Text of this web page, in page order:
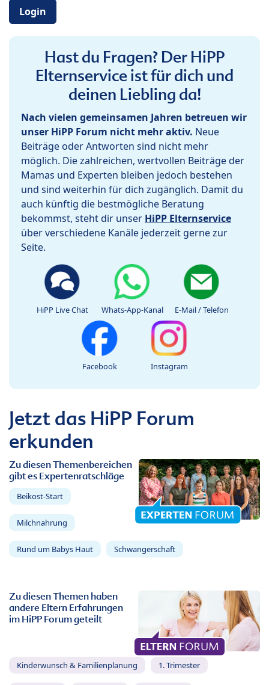
Login
Hast du Fragen? Der HiPP
Elternservice ist für dich und
deinen Liebling da!
Nach vielen gemeinsamen Jahren betreuen wir
unser HiPP Forum nicht mehr aktiv. Neue
Beiträge oder Antworten sind nicht mehr
möglich. Die zahlreichen, wertvollen Beiträge der
Mamas und Experten bleiben jedoch bestehen
und sind weiterhin für dich zugänglich. Damit du
auch künftig die bestmögliche Beratung
bekommst, steht dir unser HiPP Elternservice
über verschiedene Kanäle jederzeit gerne zur
Seite.
HiPP Live Chat Whats-App-Kanal E-Mail / Telefon
Facebook Instagram
Jetzt das HiPP Forum
erkunden
Zu diesen Themenbereichen
gibt es Expertenratschläge
Beikost-Start
Milchnahrung
Rund um Babys Haut Schwangerschaft
Zu diesen Themen haben
andere Eltern Erfahrungen
im HiPP Forum geteilt
Kinderwunsch & Familienplanung 1. Trimester